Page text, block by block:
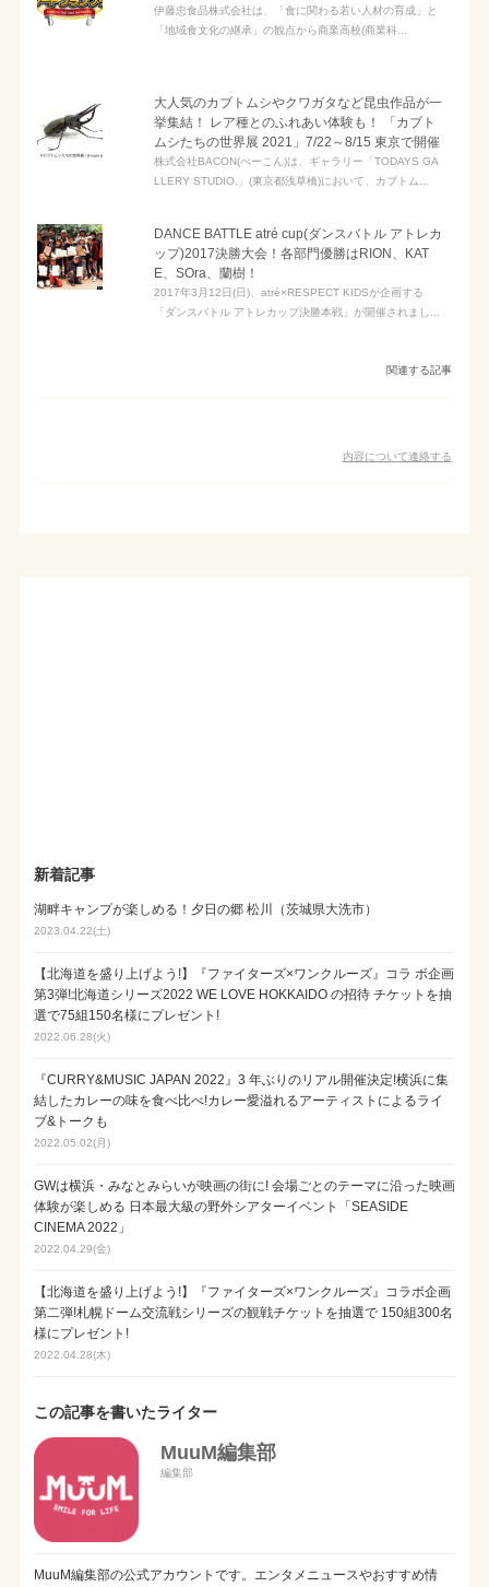
伊藤忠食品株式会社は、「食に関わる若い人材の育成」と
「地域食文化の継承」の観点から商業高校(商業科...
大人気のカブトムシやクワガタなど昆虫作品が一
挙集結！ レア種とのふれあい体験も！ 「カブト
ムシたちの世界展 2021」7/22～8/15 東京で開催
株式会社BACON(べーこん)は、ギャラリー「TODAYS GA
LLERY STUDIO.」(東京都浅草橋)において、カブトム...
DANCE BATTLE atré cup(ダンスバトル アトレカ
ップ)2017決勝大会！各部門優勝はRION、KAT
E、SOra、蘭樹！
2017年3月12日(日)、atré×RESPECT KIDSが企画する
「ダンスバトル アトレカップ決勝本戦」が開催されまし...
関連する記事
内容について連絡する
新着記事
湖畔キャンプが楽しめる！夕日の郷 松川（茨城県大洗市）
2023.04.22(土)
【北海道を盛り上げよう!】『ファイターズ×ワンクルーズ』コラ ボ企画
第3弾!北海道シリーズ2022 WE LOVE HOKKAIDO の招待 チケットを抽
選で75組150名様にプレゼント!
2022.06.28(火)
『CURRY&MUSIC JAPAN 2022』3 年ぶりのリアル開催決定!横浜に集
結したカレーの味を食べ比べ!カレー愛溢れるアーティストによるライ
ブ&トークも
2022.05.02(月)
GWは横浜・みなとみらいが映画の街に! 会場ごとのテーマに沿った映画
体験が楽しめる 日本最大級の野外シアターイベント「SEASIDE
CINEMA 2022」
2022.04.29(金)
【北海道を盛り上げよう!】『ファイターズ×ワンクルーズ』コラボ企画
第二弾!札幌ドーム交流戦シリーズの観戦チケットを抽選で 150組300名
様にプレゼント!
2022.04.28(木)
この記事を書いたライター
MuuM編集部
編集部
MuuM編集部の公式アカウントです。エンタメニュースやおすすめ情